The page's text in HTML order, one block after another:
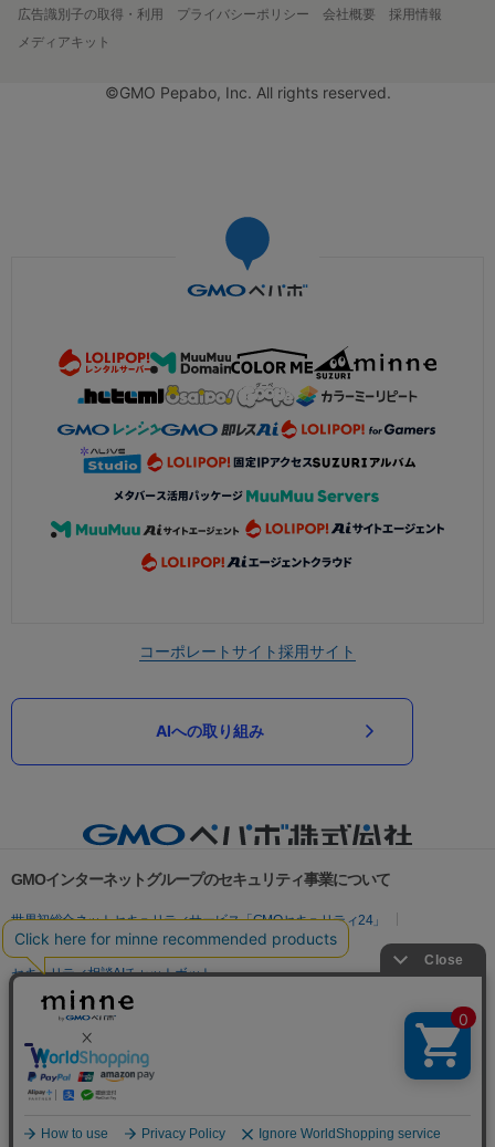
広告識別子の取得・利用
プライバシーポリシー 会社概要
採用情報
メディアキット
©GMO Pepabo, Inc. All rights reserved.
コーポレートサイト採用サイト
AIへの取り組み
GMOインターネットグループのセキュリティ事業について
世界初総合ネットセキュリティサービス「GMOセキュリティ24」
パスワード漏洩診断
Webサイトリスク診断
セキュリティ相談AIチャットボット
実在証明・盗聴対策
サイバー攻撃対策（GMO Flatt Security）
セキュリティ事業の軌跡